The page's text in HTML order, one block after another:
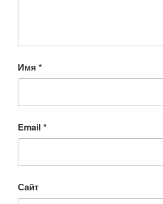
Имя *
Email *
Сайт